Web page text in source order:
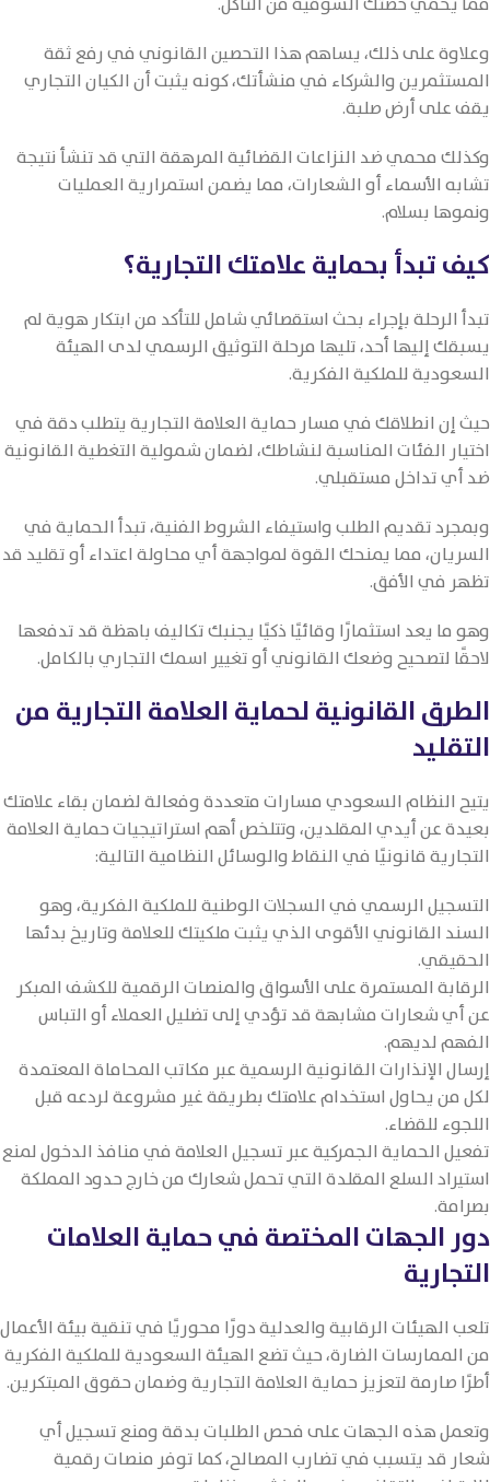
وعلاوة على ذلك، يساهم هذا التحصين القانوني في رفع ثقة
المستثمرين والشركاء في منشأتك، كونه يثبت أن الكيان التجاري
يقف على أرض صلبة.
وكذلك محمي ضد النزاعات القضائية المرهقة التي قد تنشأ نتيجة
تشابه الأسماء أو الشعارات، مما يضمن استمرارية العمليات
ونموها بسلام.
كيف تبدأ بحماية علامتك التجارية؟
تبدأ الرحلة بإجراء بحث استقصائي شامل للتأكد من ابتكار هوية لم
يسبقك إليها أحد، تليها مرحلة التوثيق الرسمي لدى الهيئة
السعودية للملكية الفكرية.
حيث إن انطلاقك في مسار حماية العلامة التجارية يتطلب دقة في
اختيار الفئات المناسبة لنشاطك، لضمان شمولية التغطية القانونية
ضد أي تداخل مستقبلي.
وبمجرد تقديم الطلب واستيفاء الشروط الفنية، تبدأ الحماية في
السريان، مما يمنحك القوة لمواجهة أي محاولة اعتداء أو تقليد قد
تظهر في الأفق.
وهو ما يعد استثمارًا وقائيًا ذكيًا يجنبك تكاليف باهظة قد تدفعها
لاحقًا لتصحيح وضعك القانوني أو تغيير اسمك التجاري بالكامل.
الطرق القانونية لحماية العلامة التجارية من
التقليد
يتيح النظام السعودي مسارات متعددة وفعالة لضمان بقاء علامتك
بعيدة عن أيدي المقلدين، وتتلخص أهم استراتيجيات حماية العلامة
التجارية قانونيًا في النقاط والوسائل النظامية التالية:
التسجيل الرسمي في السجلات الوطنية للملكية الفكرية، وهو
السند القانوني الأقوى الذي يثبت ملكيتك للعلامة وتاريخ بدئها
الحقيقي.
الرقابة المستمرة على الأسواق والمنصات الرقمية للكشف المبكر
عن أي شعارات مشابهة قد تؤدي إلى تضليل العملاء أو التباس
الفهم لديهم.
إرسال الإنذارات القانونية الرسمية عبر مكاتب المحاماة المعتمدة
لكل من يحاول استخدام علامتك بطريقة غير مشروعة لردعه قبل
اللجوء للقضاء.
تفعيل الحماية الجمركية عبر تسجيل العلامة في منافذ الدخول لمنع
استيراد السلع المقلدة التي تحمل شعارك من خارج حدود المملكة
بصرامة.
دور الجهات المختصة في حماية العلامات
التجارية
تلعب الهيئات الرقابية والعدلية دورًا محوريًا في تنقية بيئة الأعمال
من الممارسات الضارة، حيث تضع الهيئة السعودية للملكية الفكرية
أطرًا صارمة لتعزيز حماية العلامة التجارية وضمان حقوق المبتكرين.
وتعمل هذه الجهات على فحص الطلبات بدقة ومنع تسجيل أي
شعار قد يتسبب في تضارب المصالح، كما توفر منصات رقمية